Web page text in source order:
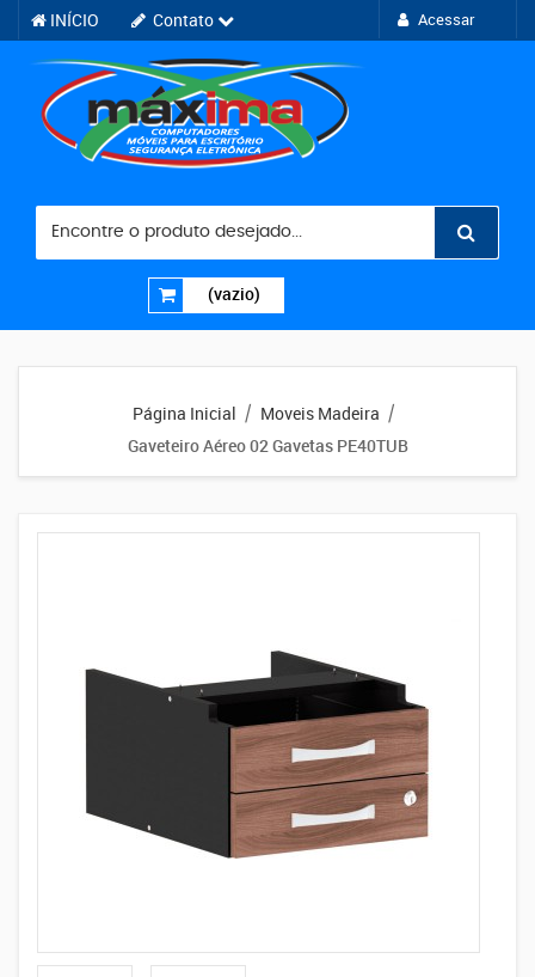
INÍCIO Contato Acessar
(vazio)
Página Inicial / Moveis Madeira /
Gaveteiro Aéreo 02 Gavetas PE40TUB